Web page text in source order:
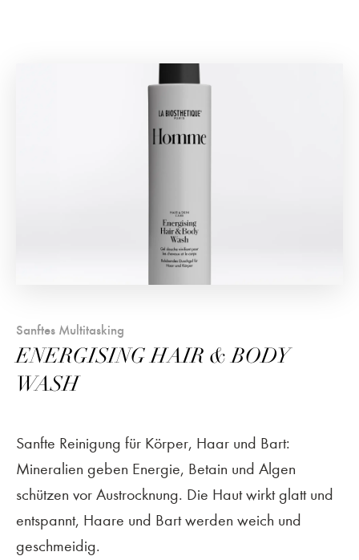
Sanftes Multitasking
ENERGISING HAIR & BODY
WASH
Sanfte Reinigung für Körper, Haar und Bart:
Mineralien geben Energie, Betain und Algen
schützen vor Austrocknung. Die Haut wirkt glatt und
entspannt, Haare und Bart werden weich und
geschmeidig.